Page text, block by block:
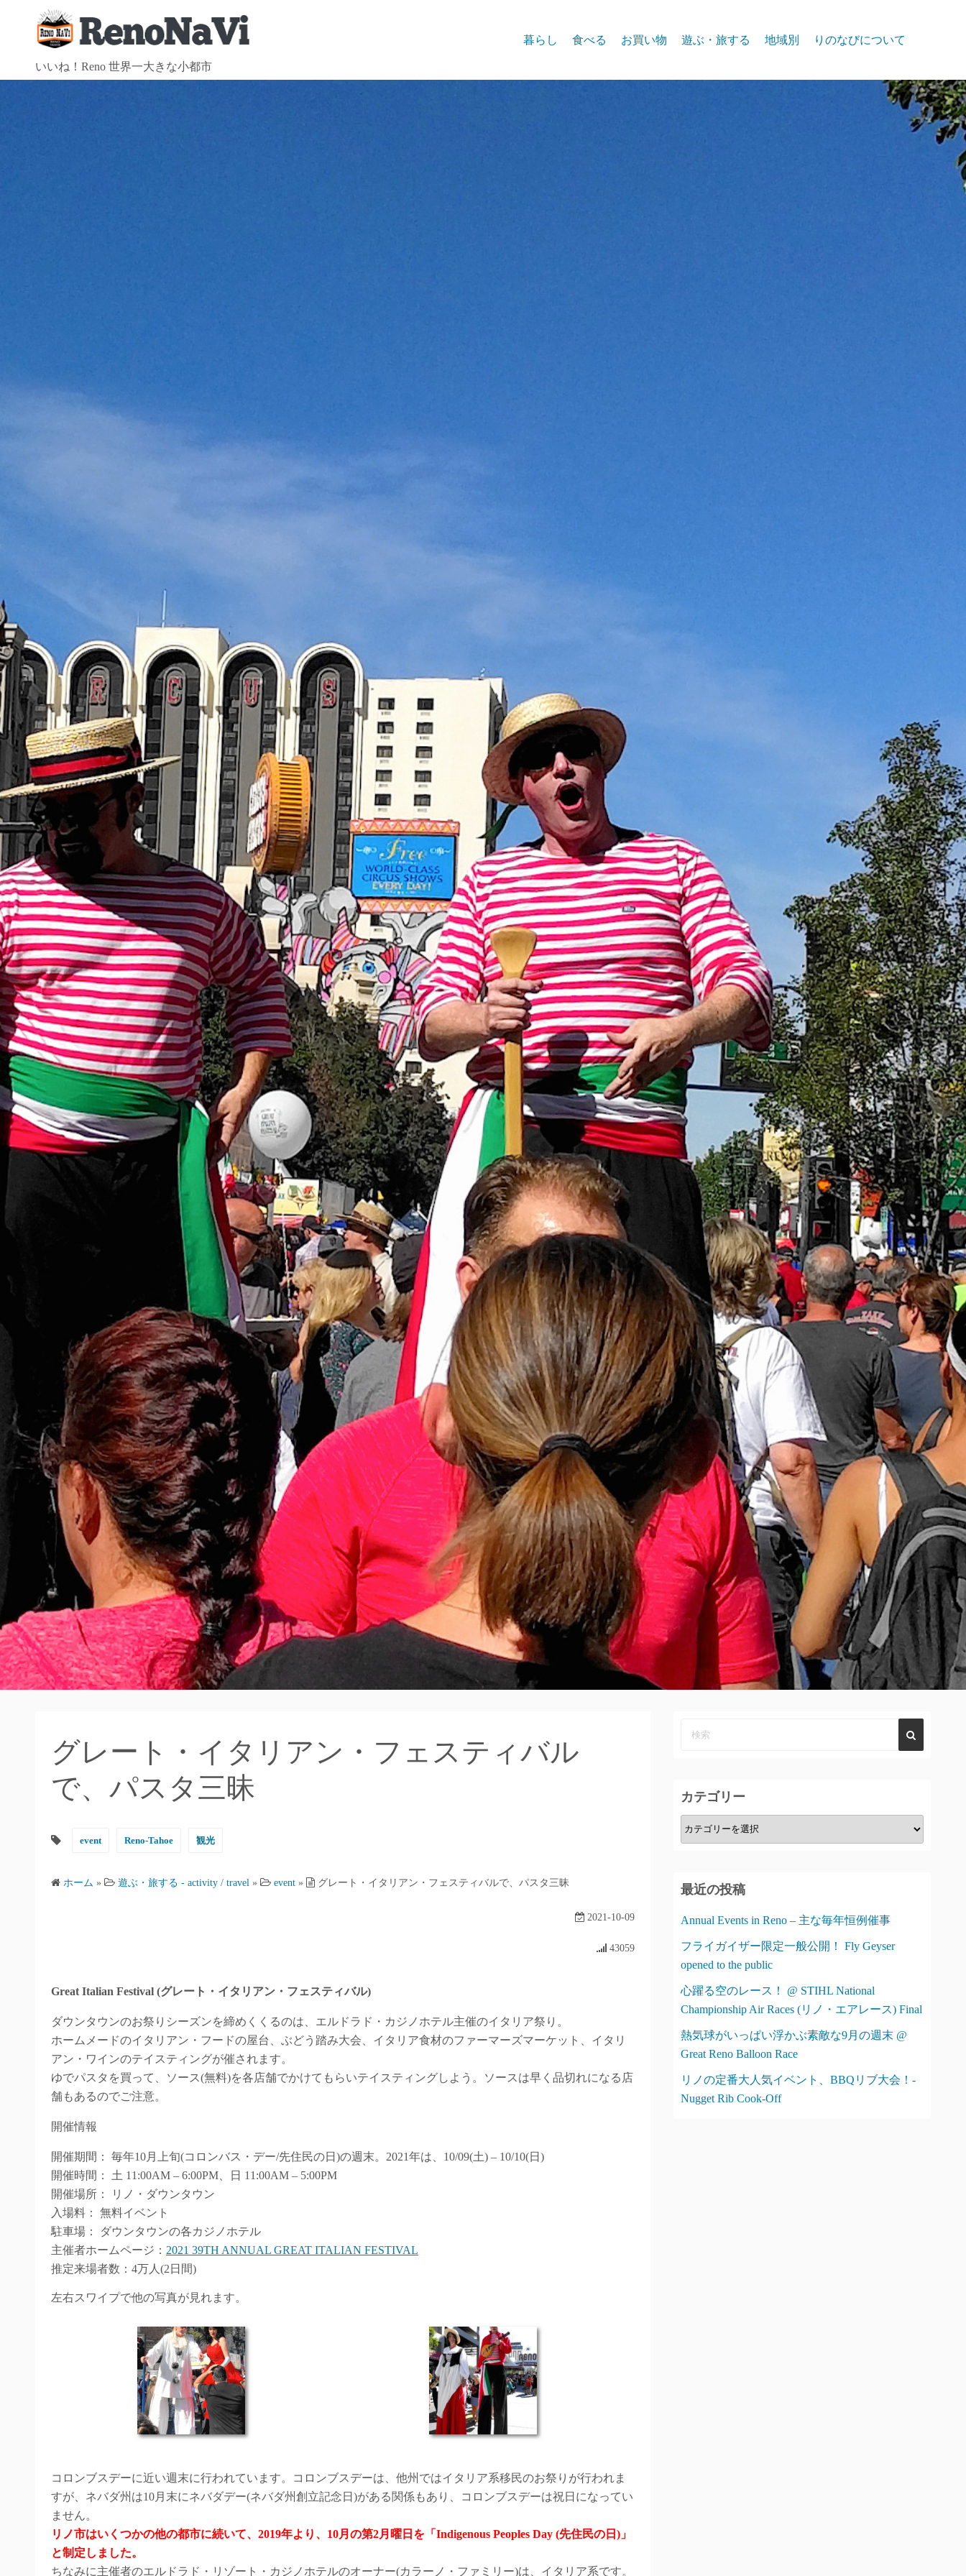
ツ
いいね！Reno 世界一大きな小都市
暮らし 食べる お買い物 遊ぶ・旅する 地域別 りのなびについて
グレート・イタリアン・フェスティバル
で、パスタ三昧
event Reno-Tahoe 観光
ホーム » 遊ぶ・旅する - activity / travel » event » グレート・イタリアン・フェスティバルで、パスタ三昧
2021-10-09
43059
Great Italian Festival (グレート・イタリアン・フェスティバル)
ダウンタウンのお祭りシーズンを締めくくるのは、エルドラド・カジノホテル主催のイタリア祭り。
ホームメードのイタリアン・フードの屋台、ぶどう踏み大会、イタリア食材のファーマーズマーケット、イタリ
アン・ワインのテイスティングが催されます。
ゆでパスタを買って、ソース(無料)を各店舗でかけてもらいテイスティングしよう。ソースは早く品切れになる店
舗もあるのでご注意。
開催情報
開催期間： 毎年10月上旬(コロンバス・デー/先住民の日)の週末。2021年は、10/09(土) – 10/10(日)
開催時間： 土 11:00AM – 6:00PM、日 11:00AM – 5:00PM
開催場所： リノ・ダウンタウン
入場料： 無料イベント
駐車場： ダウンタウンの各カジノホテル
主催者ホームページ： 2021 39TH ANNUAL GREAT ITALIAN FESTIVAL
推定来場者数：4万人(2日間)
左右スワイプで他の写真が見れます。
コロンブスデーに近い週末に行われています。コロンブスデーは、他州ではイタリア系移民のお祭りが行われま
すが、ネバダ州は10月末にネバダデー(ネバダ州創立記念日)がある関係もあり、コロンブスデーは祝日になってい
ません。
リノ市はいくつかの他の都市に続いて、2019年より、10月の第2月曜日を「Indigenous Peoples Day (先住民の日)」
と制定しました。
ちなみに主催者のエルドラド・リゾート・カジノホテルのオーナー(カラーノ・ファミリー)は、イタリア系です。
カテゴリー
カ
テ
ー
最近の投稿
Annual Events in Reno – 主な毎年恒例催事
フライガイザー限定一般公開！ Fly Geyser
opened to the public
心躍る空のレース！ @ STIHL National
Championship Air Races (リノ・エアレース) Final
熱気球がいっぱい浮かぶ素敵な9月の週末 @
Great Reno Balloon Race
リノの定番大人気イベント、BBQリブ大会！-
Nugget Rib Cook-Off